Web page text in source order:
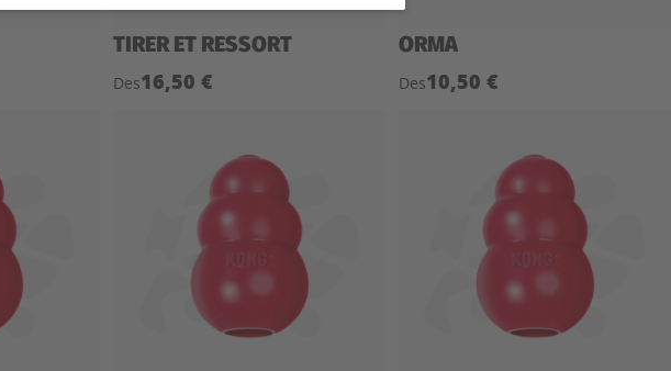
TIRER ET RESSORT
Des16,50 €
ORMA
Des10,50 €